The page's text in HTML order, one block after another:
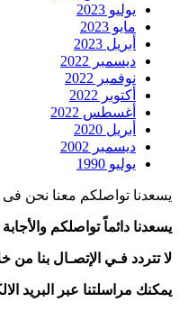
يوليو 2023
مايو 2023
أبريل 2023
ديسمبر 2022
نوفمبر 2022
أكتوبر 2022
أغسطس 2022
أبريل 2020
ديسمبر 2002
يوليو 1990
يسعدنا تواصلكم معنا نحن
يسعدنا دائماً تواصلكم
لا تتردد فـي الإتصـال بنا
يمكنك مراسلتنا عبر البريد